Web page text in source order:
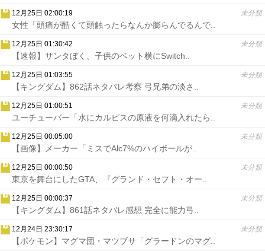
12月25日 02:00:19 未分類
女性「頭痛が酷くて頭触ったらなんか膨らんでるんで..
12月25日 01:30:42 未分類
【速報】サンタぼく、子供のベット横にSwitch..
12月25日 01:03:55 未分類
【キングダム】862話ネタバレ考察 弓兄弟の淡さ..
12月25日 01:00:51 未分類
ユーチューバー「水にカルピスの原液を何滴入れたら..
12月25日 00:05:00 未分類
【画像】メーカー「ミスでAlc7%のハイボールが..
12月25日 00:00:50 未分類
東京を舞台にしたGTA、『グランド・セフト・オー..
12月25日 00:00:37 未分類
【キングダム】861話ネタバレ感想 完全に能力弓..
12月24日 23:30:17 未分類
【ポケモン】マグマ団・マツブサ「グラードンのマグ..